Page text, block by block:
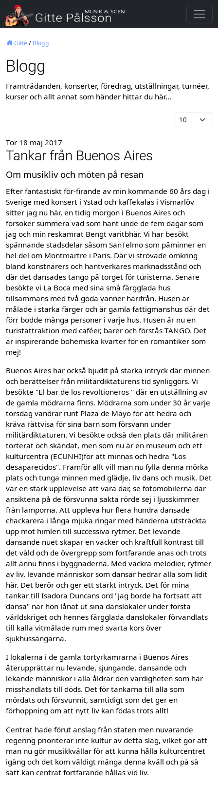
Gitte/ Blogg
Blogg
Framträdanden, konserter, föredrag, utställningar, turnéer,
kurser och allt annat som händer hittar du här...
Tor 18 maj 2017
Tankar från Buenos Aires
Om musikliv och möten på resan
Efter fantastiskt för-firande av min kommande 60 års dag i
Sverige med konsert i Ystad och kaffekalas i Vismarlöv
sitter jag nu här, en tidig morgon i Buenos Aires och
försöker summera vad som hänt unde de fem dagar som
jag och min reskamrat Bengt varitbhär. Vi har besökt
spännande stadsdelar såsom SanTelmo som påminner en
hel del om Montmartre i Paris. Där vi strövade omkring
bland konstnärers och hantverkares marknadsstånd och
där det dansades tango på torget för turisterna. Senare
besökte vi La Boca med sina små färgglada hus
tillsammans med två goda vänner härifrån. Husen är
målade i starka färger och är gamla fattigmanshus där det
förr bodde många personer i varje hus. Husen är nu en
turistattraktion med caféer, barer och förstås TANGO. Det
är inspirerande bohemiska kvarter för en romantiker som
mej!
Buenos Aires har också bjudit på starka intryck där minnen
och berättelser från militärdiktaturens tid synliggörs. Vi
besökte "El bar de los revoltioneros " där en utställning av
de gamla mödrarna finns. Mödrarna som under 30 år varje
torsdag vandrar runt Plaza de Mayo för att hedra och
kräva rättvisa för sina barn som försvann under
militärdiktaturen. Vi besökte också den plats där militären
torterat och skändat, men som nu är en museum och ett
kulturcentra (ECUNHI)för att minnas och hedra "Los
desaparecidos". Framför allt vill man nu fylla denna mörka
plats och tunga minnen med glädje, liv dans och musik. Det
var en stark upplevelse att vara där, se fotomobilerna där
ansiktena på de försvunna sakta rörde sej i ljusskimmer
från lamporna. Att uppleva hur flera hundra dansade
chackarera i långa mjuka ringar med händerna utsträckta
upp mot himlen till successiva rytmer. Det levande
dansande nuet skapar en vacker och kraftfull kontrast till
det våld och de övergrepp som fortfarande anas och trots
allt ännu finns i byggnaderna. Med vackra melodier, rytmer
av liv, levande människor som dansar hedrar alla som lidit
här. Det berör och ger ett starkt intryck. Det för mina
tankar till Isadora Duncans ord "jag borde ha fortsatt att
dansa" när hon lånat ut sina danslokaler under första
världskriget och hennes färgglada danslokaler förvandlats
till kalla vitmålade rum med svarta kors över
sjukhussängarna.
I lokalerna i de gamla tortyrkamrarna i Buenos Aires
återupprättar nu levande, sjungande, dansande och
lekande människor i alla åldrar den värdigheten som här
misshandlats till döds. Det för tankarna till alla som
mördats och försvunnit, samtidigt som det ger en
förhoppning om att nytt liv kan födas trots allt!
Centrat hade förut anslag från staten men nuvarande
regering prioriterar inte kultur av detta slag, vilket gör att
man nu gör musikkvällar för att kunna hålla kulturcentret
igång och det kom väldigt många denna kväll och på så
sätt kan centrat fortfarande hållas vid liv.